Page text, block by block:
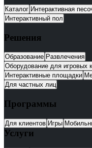
Каталог Интерактивная
Интерактивный пол
Решения
Образование Развлечения
Оборудование для игровых
Интерактивные площадки
Для частных лиц
Программы
Для клиентов Игры
Услуги